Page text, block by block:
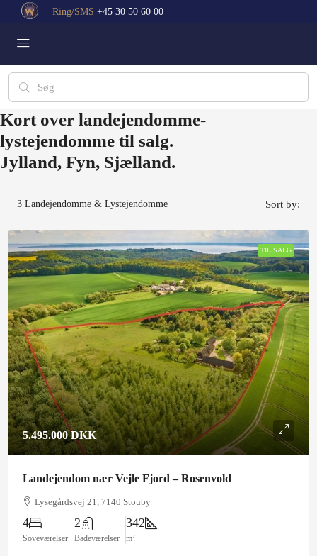
Ring/SMS +45 30 50 60 00
Kort over landejendomme-
lystejendomme til salg.
Jylland, Fyn, Sjælland.
3 Landejendomme & Lystejendomme Sort by:
TIL SALG
5.495.000 DKK
Landejendom nær Vejle Fjord – Rosenvold
Lysegårdsvej 21, 7140 Stouby
4
Soveværelser
2
Badeværelser
342
m²